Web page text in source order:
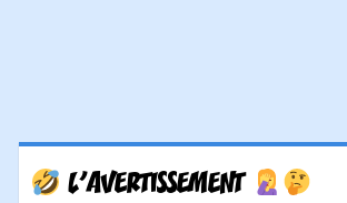
L'AVERTISSEMENT